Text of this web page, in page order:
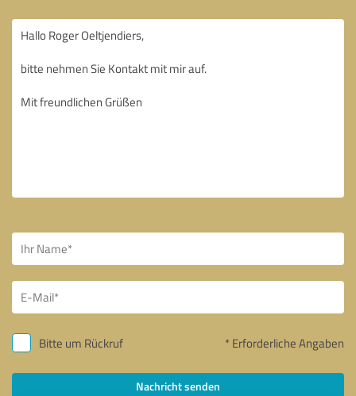
Bitte um Rückruf * Erforderliche Angaben
Nachricht senden